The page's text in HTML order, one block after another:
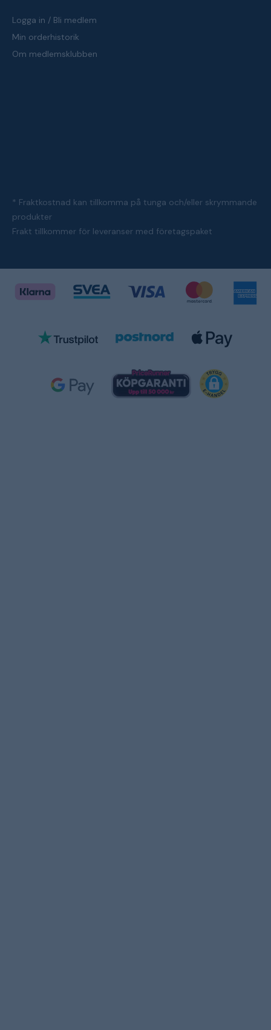
Logga in / Bli medlem
Min orderhistorik
Om medlemsklubben
* Fraktkostnad kan tillkomma på tunga och/eller skrymmande
produkter
Frakt tillkommer för leveranser med företagspaket